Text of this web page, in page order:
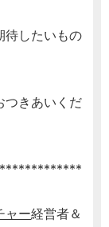
待したいもの
きあいくだ
ャー経営者＆